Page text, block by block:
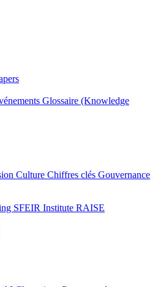
Glossaire (Knowledge
Culture Chiffres clés Gouvernance
SFEIR Institute RAISE